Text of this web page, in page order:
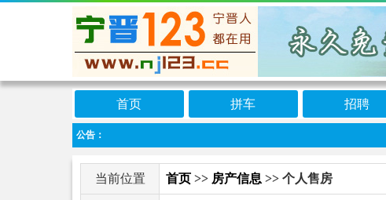
首页 拼车 招聘
公告：
当前位置 首页 >> 房产信息 >> 个人售房